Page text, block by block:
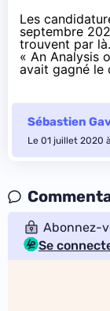
Les
septembre
trouvent par là
« An Analysis
avait gagné le
Sébastien
Le 01 juillet 2020
Abonnez-
Se